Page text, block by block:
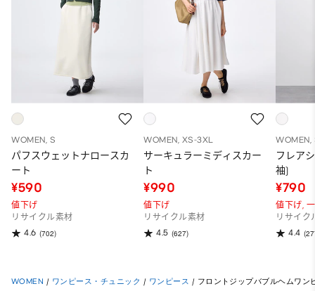
WOMEN, S
パフスウェットナロースカ
ート
¥590
値下げ
リサイクル素材
4.6 (702)
WOMEN, XS-3XL
サーキュラーミディスカー
ト
¥990
値下げ
リサイクル素材
4.5 (627)
WOMEN,
フレア
袖)
¥790
値下げ,
リサイク
4.4
WOMEN / ワンピース・チュニック / ワンピース / フロントジップバブルヘムワン